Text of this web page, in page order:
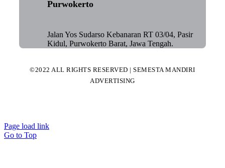
Purwokerto
Jalan Yos Sudarso Kebanaran RT 03/04, Pasir
Kidul, Purwokerto Barat, Jawa Tengah.
©2022 ALL RIGHTS RESERVED | SEMESTA MANDIRI
ADVERTISING
Page load link
Go to Top